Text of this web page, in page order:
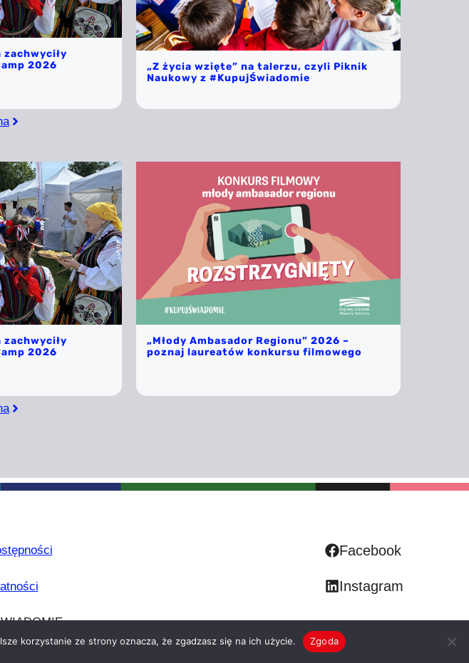
2026
„Z życia wzięte” na talerzu, czyli Piknik
Naukowy z #KupujŚwiadomie
2026
„Młody Ambasador Regionu” 2026 –
poznaj laureatów konkursu filmowego
Facebook
Instagram
korzystanie ze strony oznacza, że zgadzasz się na ich użycie. Zgoda